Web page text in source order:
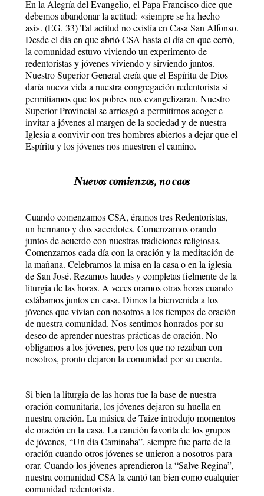
En la Alegría del Evangelio, el Papa Francisco dice que
debemos abandonar la actitud: «siempre se ha hecho
así». (EG. 33) Tal actitud no existía en Casa San Alfonso.
Desde el día en que abrió CSA hasta el día en que cerró,
la comunidad estuvo viviendo un experimento de
redentoristas y jóvenes viviendo y sirviendo juntos.
Nuestro Superior General creía que el Espíritu de Dios
daría nueva vida a nuestra congregación redentorista si
permitíamos que los pobres nos evangelizaran. Nuestro
Superior Provincial se arriesgó a permitirnos acoger e
invitar a jóvenes al margen de la sociedad y de nuestra
Iglesia a convivir con tres hombres abiertos a dejar que el
Espíritu y los jóvenes nos muestren el camino.
Nuevos comienzos, no caos
Cuando comenzamos CSA, éramos tres Redentoristas,
un hermano y dos sacerdotes. Comenzamos orando
juntos de acuerdo con nuestras tradiciones religiosas.
Comenzamos cada día con la oración y la meditación de
la mañana. Celebramos la misa en la casa o en la iglesia
de San José. Rezamos laudes y completas fielmente de la
liturgia de las horas. A veces oramos otras horas cuando
estábamos juntos en casa. Dimos la bienvenida a los
jóvenes que vivían con nosotros a los tiempos de oración
de nuestra comunidad. Nos sentimos honrados por su
deseo de aprender nuestras prácticas de oración. No
obligamos a los jóvenes, pero los que no rezaban con
nosotros, pronto dejaron la comunidad por su cuenta.
Si bien la liturgia de las horas fue la base de nuestra
oración comunitaria, los jóvenes dejaron su huella en
nuestra oración. La música de Taize introdujo momentos
de oración en la casa. La canción favorita de los grupos
de jóvenes, “Un día Caminaba”, siempre fue parte de la
oración cuando otros jóvenes se unieron a nosotros para
orar. Cuando los jóvenes aprendieron la “Salve Regina”,
nuestra comunidad CSA la cantó tan bien como cualquier
comunidad redentorista.